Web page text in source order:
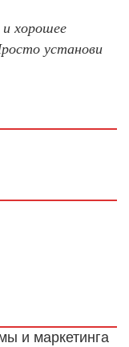
хорошее
установи
и маркетинга